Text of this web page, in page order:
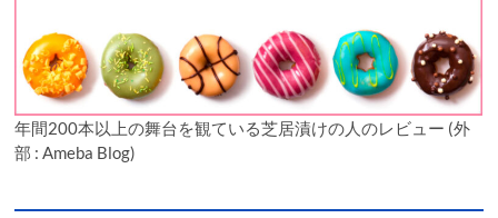
年間200本以上の舞台を観ている芝居漬けの人のレビュー (外
部 : Ameba Blog)